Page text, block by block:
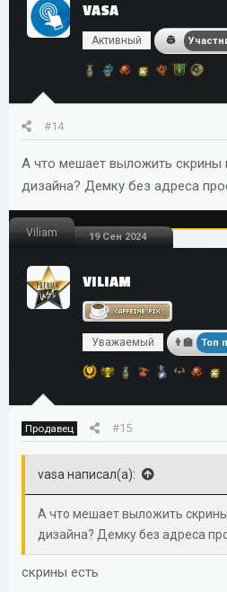
VASA
Активный
#14
А что мешает выложить скрины
дизайна? Демку без адреса
Viliam 19 Сен 2024
VILIAM
Уважаемый Топ
Продавец #15
vasa написал(а):
А что мешает выложить
дизайна? Демку без адреса
скрины есть